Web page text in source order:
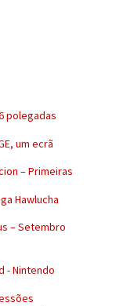
polegadas
um ecrã
– Primeiras
Hawlucha
– Setembro
- Nintendo